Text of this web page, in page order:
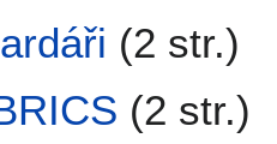
(2 str.)
(2 str.)